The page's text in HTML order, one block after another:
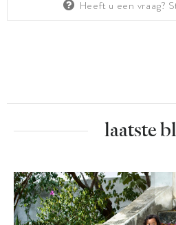
Heeft u een vraag?
laatste